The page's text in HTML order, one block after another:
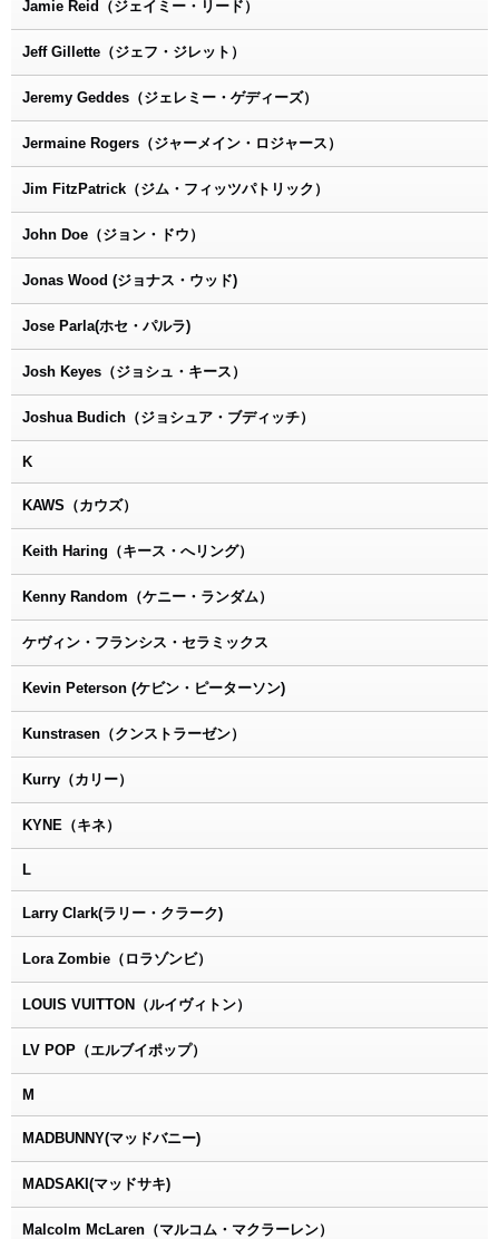
Jamie Reid（ジェイミー・リード）
Jeff Gillette（ジェフ・ジレット）
Jeremy Geddes（ジェレミー・ゲディーズ）
Jermaine Rogers（ジャーメイン・ロジャース）
Jim FitzPatrick（ジム・フィッツパトリック）
John Doe（ジョン・ドウ）
Jonas Wood (ジョナス・ウッド)
Jose Parla(ホセ・パルラ)
Josh Keyes（ジョシュ・キース）
Joshua Budich（ジョシュア・ブディッチ）
K
KAWS（カウズ）
Keith Haring（キース・へリング）
Kenny Random（ケニー・ランダム）
ケヴィン・フランシス・セラミックス
Kevin Peterson (ケビン・ピーターソン)
Kunstrasen（クンストラーゼン）
Kurry（カリー）
KYNE（キネ）
L
Larry Clark(ラリー・クラーク)
Lora Zombie（ロラゾンビ）
LOUIS VUITTON（ルイヴィトン）
LV POP（エルブイポップ）
M
MADBUNNY(マッドバニー)
MADSAKI(マッドサキ)
Malcolm McLaren（マルコム・マクラーレン）